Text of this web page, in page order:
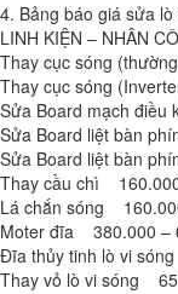
4. Bảng báo giá sửa
LINH KIỆN – NHÂN
Thay cục sóng
Thay cục sóng
Sửa Board mạch
Sửa Board liệt bàn
Sửa Board liệt bàn
Thay cầu chì
Lá chắn sóng
Moter đĩa 380.000 –
Đĩa thủy tinh lò vi
Thay vỏ lò vi sóng